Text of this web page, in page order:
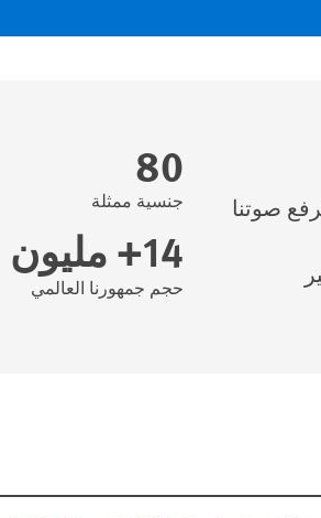
صوتنا
80
جنسية ممثلة
14+ مليون
حجم جمهورنا العالمي